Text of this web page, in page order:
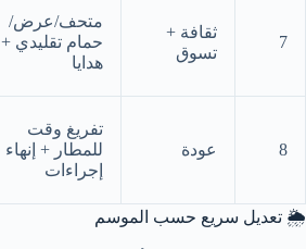
7
ثقافة +
تسوق
متحف/عرض/
حمام تقليدي +
هدايا
8 عودة
تفريغ وقت
للمطار + إنهاء
إجراءات
🌦️ تعديل سريع حسب الموسم